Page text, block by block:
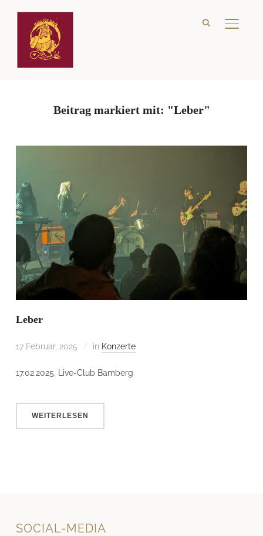
Beitrag markiert mit: "Leber"
Leber
17 Februar, 2025 in Konzerte
17.02.2025, Live-Club Bamberg
WEITERLESEN
SOCIAL-MEDIA